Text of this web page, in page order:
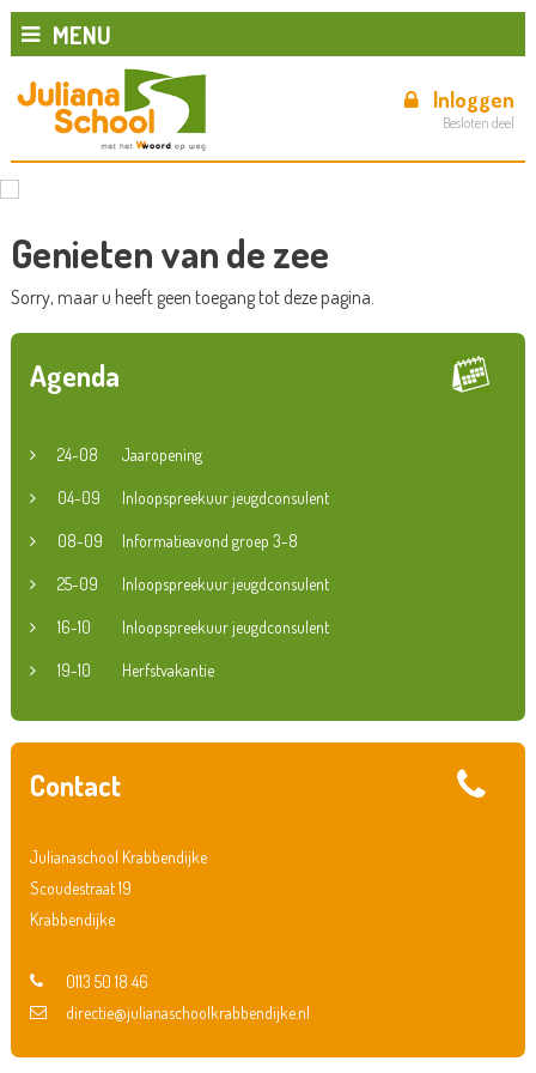
MENU
Inloggen
Besloten deel
Genieten van de zee
Sorry, maar u heeft geen toegang tot deze pagina.
Agenda
24-08 Jaaropening
04-09 Inloopspreekuur jeugdconsulent
08-09 Informatieavond groep 3-8
25-09 Inloopspreekuur jeugdconsulent
16-10 Inloopspreekuur jeugdconsulent
19-10 Herfstvakantie
Contact
Julianaschool Krabbendijke
Scoudestraat 19
Krabbendijke
0113 50 18 46
directie@julianaschoolkrabbendijke.nl